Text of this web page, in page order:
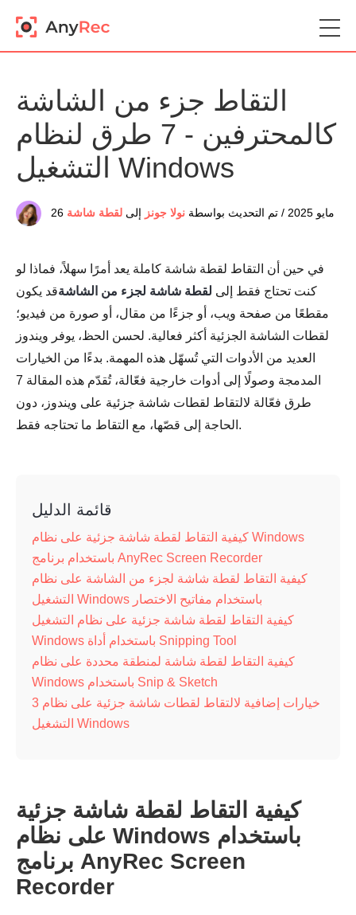
التقاط جزء من الشاشة
كالمحترفين - 7 طرق لنظام
التشغيل Windows
26 مايو 2025 / تم التحديث بواسطة نولا جونز إلى لقطة شاشة
في حين أن التقاط لقطة شاشة كاملة يعد أمرًا سهلاً، فماذا لو
كنت تحتاج فقط إلى لقطة شاشة لجزء من الشاشةقد يكون
مقطعًا من صفحة ويب، أو جزءًا من مقال، أو صورة من فيديو؛
لقطات الشاشة الجزئية أكثر فعالية. لحسن الحظ، يوفر ويندوز
العديد من الأدوات التي تُسهّل هذه المهمة. بدءًا من الخيارات
المدمجة وصولًا إلى أدوات خارجية فعّالة، تُقدّم هذه المقالة 7
طرق فعّالة لالتقاط لقطات شاشة جزئية على ويندوز، دون
الحاجة إلى قصّها، مع التقاط ما تحتاجه فقط.
قائمة الدليل
كيفية التقاط لقطة شاشة جزئية على نظام Windows
باستخدام برنامج AnyRec Screen Recorder
كيفية التقاط لقطة شاشة لجزء من الشاشة على نظام
التشغيل Windows باستخدام مفاتيح الاختصار
كيفية التقاط لقطة شاشة جزئية على نظام التشغيل
Windows باستخدام أداة Snipping Tool
كيفية التقاط لقطة شاشة لمنطقة محددة على نظام
Windows باستخدام Snip & Sketch
3 خيارات إضافية لالتقاط لقطات شاشة جزئية على نظام
التشغيل Windows
كيفية التقاط لقطة شاشة جزئية
على نظام Windows باستخدام
برنامج AnyRec Screen
Recorder